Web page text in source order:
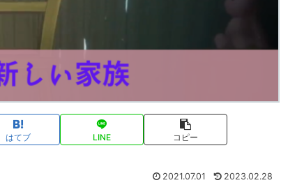
はてブ LINE コピー
2021.07.01 2023.02.28